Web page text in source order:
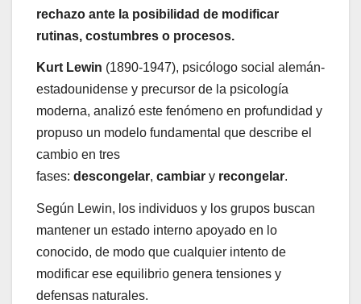
rechazo ante la posibilidad de modificar
rutinas, costumbres o procesos.
Kurt Lewin (1890-1947), psicólogo social alemán-
estadounidense y precursor de la psicología
moderna, analizó este fenómeno en profundidad y
propuso un modelo fundamental que describe el
cambio en tres
fases: descongelar, cambiar y recongelar.
Según Lewin, los individuos y los grupos buscan
mantener un estado interno apoyado en lo
conocido, de modo que cualquier intento de
modificar ese equilibrio genera tensiones y
defensas naturales.